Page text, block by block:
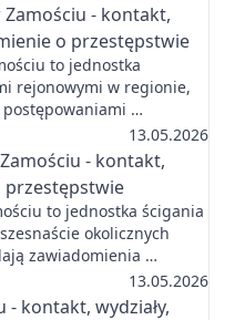
- kontakt,
o przestępstwie
to jednostka
rejonowymi w regionie,
…
13.05.2026
- kontakt,
przestępstwie
to jednostka ścigania
okolicznych
zawiadomienia …
13.05.2026
- kontakt, wydziały,